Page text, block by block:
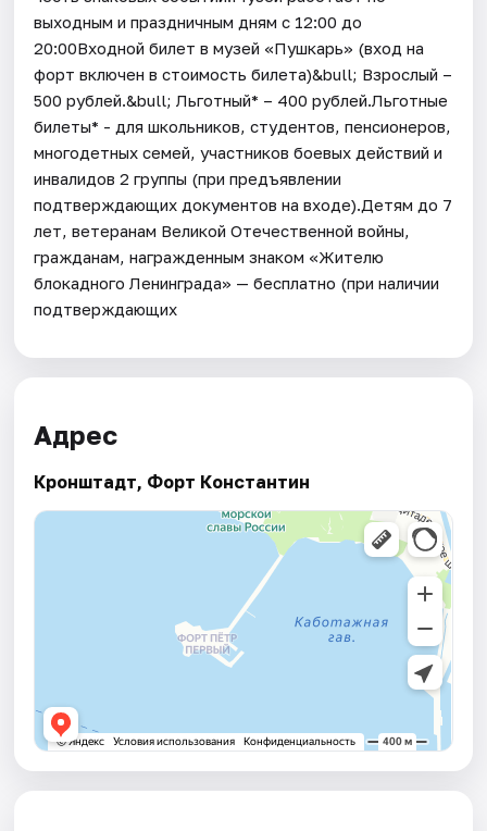
выходным и праздничным дням с 12:00 до
20:00Входной билет в музей «Пушкарь» (вход на
форт включен в стоимость билета)&bull; Взрослый –
500 рублей.&bull; Льготный* – 400 рублей.Льготные
билеты* - для школьников, студентов, пенсионеров,
многодетных семей, участников боевых действий и
инвалидов 2 группы (при предъявлении
подтверждающих документов на входе).Детям до 7
лет, ветеранам Великой Отечественной войны,
гражданам, награжденным знаком «Жителю
блокадного Ленинграда» — бесплатно (при наличии
подтверждающих
Адрес
Кронштадт, Форт Константин